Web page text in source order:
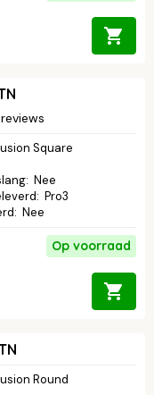
reviews
Square
: Nee
: Pro3
: Nee
Op voorraad
Round